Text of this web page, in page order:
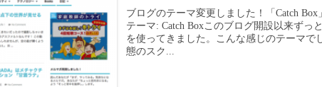
ブログのテーマ変更しました！「Catch
テーマ: Catch Boxこのブログ開設以来ずっ
を使ってきました。こんな感じのテーマで
態のスク...